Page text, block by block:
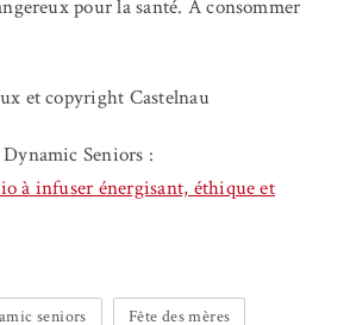
pour la santé. A consommer
et copyright Castelnau
Seniors :
à infuser énergisant, éthique et
seniors Fête des mères